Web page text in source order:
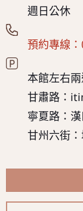
週日公休
預約專線
本館左右
甘肅路：
寧夏路：
甘州六街